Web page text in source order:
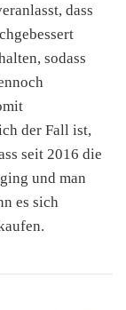
dass
sodass
der Fall ist,
seit 2016 die
und man
es sich